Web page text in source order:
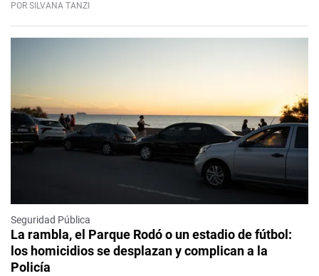
POR SILVANA TANZI
Seguridad Pública
La rambla, el Parque Rodó o un estadio de fútbol:
los homicidios se desplazan y complican a la
Policía